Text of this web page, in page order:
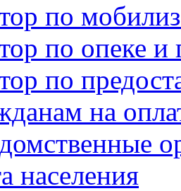
по
по опеке и
по
на
населения